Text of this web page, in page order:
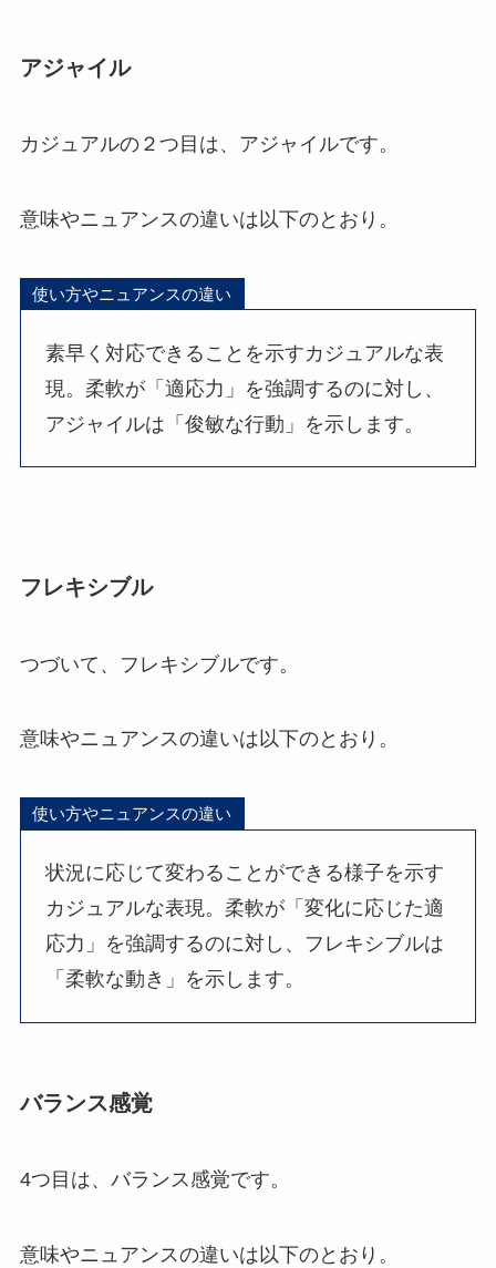
アジャイル
カジュアルの２つ目は、アジャイルです。
意味やニュアンスの違いは以下のとおり。
使い方やニュアンスの違い
素早く対応できることを示すカジュアルな表
現。柔軟が「適応力」を強調するのに対し、
アジャイルは「俊敏な行動」を示します。
フレキシブル
つづいて、フレキシブルです。
意味やニュアンスの違いは以下のとおり。
使い方やニュアンスの違い
状況に応じて変わることができる様子を示す
カジュアルな表現。柔軟が「変化に応じた適
応力」を強調するのに対し、フレキシブルは
「柔軟な動き」を示します。
バランス感覚
4つ目は、バランス感覚です。
意味やニュアンスの違いは以下のとおり。